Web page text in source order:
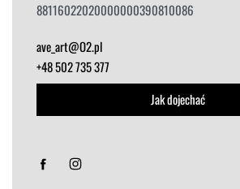
88116022020000000390810086
ave_art@O2.pl
+48 502 735 377
Jak dojechać